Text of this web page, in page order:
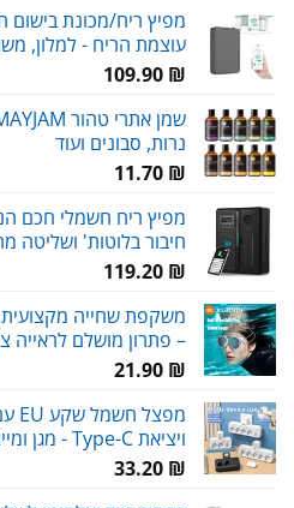
מפיץ ריח/מכונת
עוצמת הריח - למלון,
109.90 ₪
נרות, סבונים ועוד
11.70 ₪
מפיץ ריח חשמלי חכם
חיבור בלוטות' ושליטה
119.20 ₪
– פתרון מושלם לראייה
21.90 ₪
ויציאת Type-C - מגן ומייצב מתח
33.20 ₪